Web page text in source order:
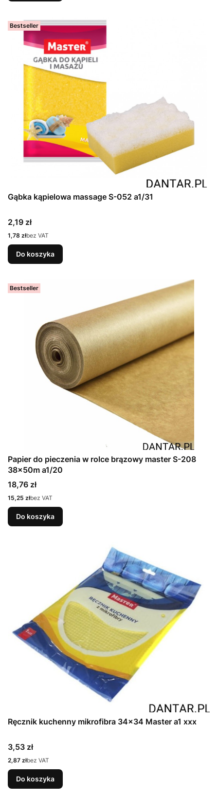
Bestseller
Gąbka kąpielowa massage S-052 a1/31
Cena
2,19 zł
Cena
1,78 złbez VAT
Do koszyka
Bestseller
Papier do pieczenia w rolce brązowy master S-208
38x50m a1/20
Cena
18,76 zł
Cena
15,25 złbez VAT
Do koszyka
Ręcznik kuchenny mikrofibra 34x34 Master a1 xxx
Cena
3,53 zł
Cena
2,87 złbez VAT
Do koszyka